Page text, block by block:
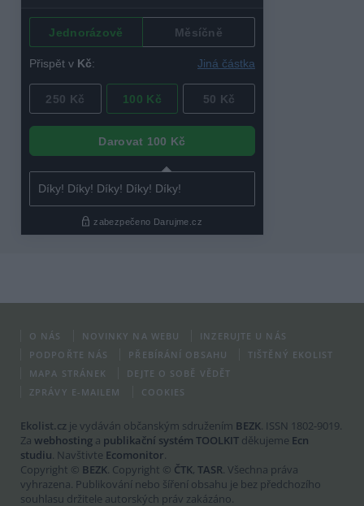
O NÁS NOVINKY NA WEBU
INZERUJTE U NÁS
PODPOŘTE NÁS
PŘEBÍRÁNÍ OBSAHU
TIŠTĚNÝ EKOLIST
MAPA STRÁNEK
DEJTE O SOBĚ VĚDĚT
ZPRÁVY E-MAILEM
COOKIES
Ekolist.cz je vydáván občanským sdružením BEZK. ISSN 1802-9019.
Za webhosting a publikační systém TOOLKIT děkujeme Ecn
studiu. Navštivte Ecomonitor.
Copyright © BEZK. Copyright © ČTK, TASR. Všechna práva
vyhrazena. Publikování nebo šíření obsahu je bez předchozího
souhlasu držitele autorských práv zakázáno.